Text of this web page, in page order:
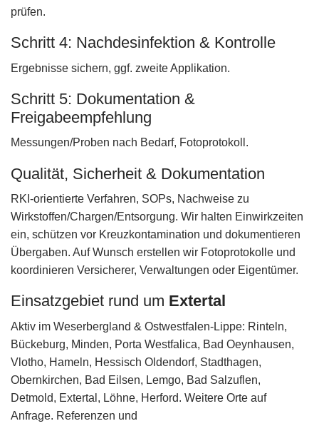
prüfen.
Schritt 4: Nachdesinfektion & Kontrolle
Ergebnisse sichern, ggf. zweite Applikation.
Schritt 5: Dokumentation &
Freigabeempfehlung
Messungen/Proben nach Bedarf, Fotoprotokoll.
Qualität, Sicherheit & Dokumentation
RKI-orientierte Verfahren, SOPs, Nachweise zu
Wirkstoffen/Chargen/Entsorgung. Wir halten Einwirkzeiten
ein, schützen vor Kreuzkontamination und dokumentieren
Übergaben. Auf Wunsch erstellen wir Fotoprotokolle und
koordinieren Versicherer, Verwaltungen oder Eigentümer.
Einsatzgebiet rund um Extertal
Aktiv im Weserbergland & Ostwestfalen‑Lippe: Rinteln,
Bückeburg, Minden, Porta Westfalica, Bad Oeynhausen,
Vlotho, Hameln, Hessisch Oldendorf, Stadthagen,
Obernkirchen, Bad Eilsen, Lemgo, Bad Salzuflen,
Detmold, Extertal, Löhne, Herford. Weitere Orte auf
Anfrage. Referenzen und